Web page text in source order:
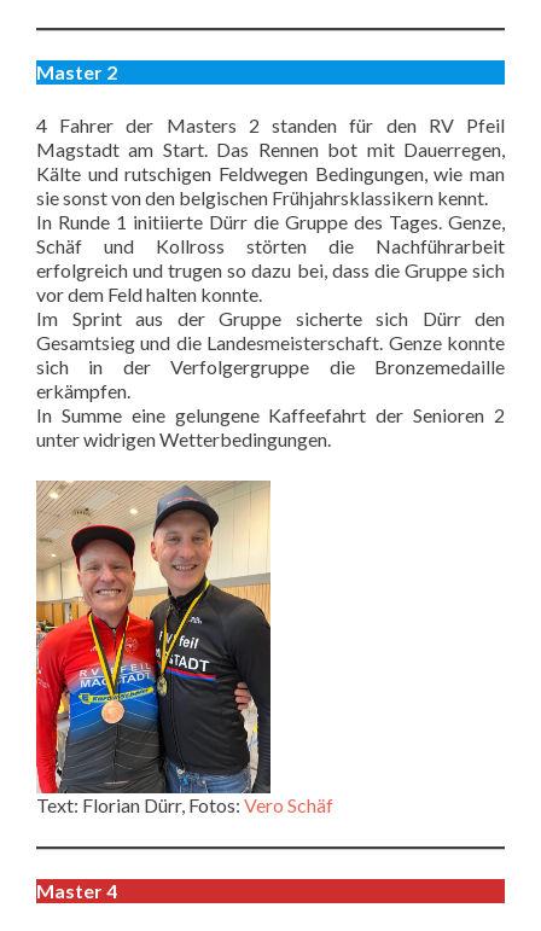
Master 2
4 Fahrer der Masters 2 standen für den RV Pfeil
Magstadt am Start. Das Rennen bot mit Dauerregen,
Kälte und rutschigen Feldwegen Bedingungen, wie man
sie sonst von den belgischen Frühjahrsklassikern kennt.
In Runde 1 initiierte Dürr die Gruppe des Tages. Genze,
Schäf und Kollross störten die Nachführarbeit
erfolgreich und trugen so dazu bei, dass die Gruppe sich
vor dem Feld halten konnte.
Im Sprint aus der Gruppe sicherte sich Dürr den
Gesamtsieg und die Landesmeisterschaft. Genze konnte
sich in der Verfolgergruppe die Bronzemedaille
erkämpfen.
In Summe eine gelungene Kaffeefahrt der Senioren 2
unter widrigen Wetterbedingungen.
Text: Florian Dürr, Fotos: Vero Schäf
Master 4